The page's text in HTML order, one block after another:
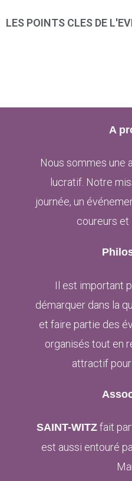
LES POINTS CLES DE
A
Nous sommes une
lucratif. Notre
journée, un
coureurs et
Il est important
démarquer dans la
et faire partie des
organisés tout en
attractif
SAINT-WITZfait
est aussi entouré